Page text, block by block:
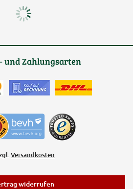
und Zahlungsarten
Versandkosten
widerrufen